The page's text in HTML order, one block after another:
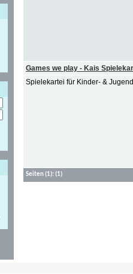
Games we play - Kais
Spielekartei für Kinder- &
Seiten(1): (1)